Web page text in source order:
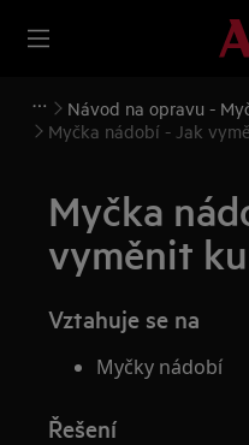
Návod na opravu -
Myčka nádobí - Jak
Myčka
vyměnit
Vztahuje se na
Myčky nádobí
Řešení